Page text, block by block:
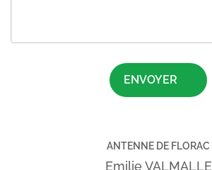
ENVOYER
ANTENNE DE FLORAC
Emilie VALMALLE